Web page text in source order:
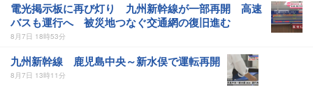
電光掲示板に再び灯り 九州新幹線が一部再開 高速
バスも運行へ 被災地つなぐ交通網の復旧進む
8月7日 18時53分
九州新幹線 鹿児島中央～新水俣で運転再開
8月7日 13時11分